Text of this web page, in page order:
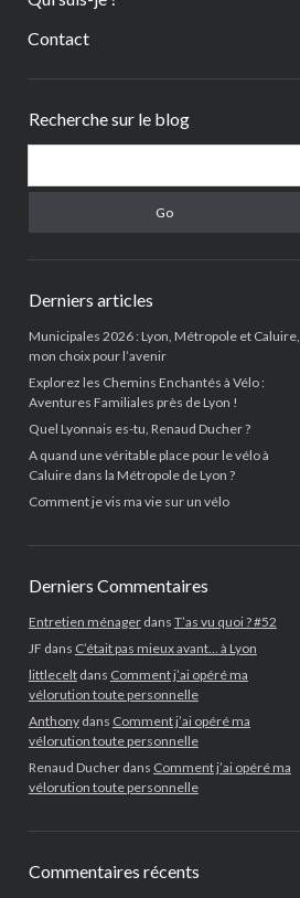
Contact
Recherche sur le blog
Derniers articles
Municipales 2026 : Lyon, Métropole et Caluire,
mon choix pour l’avenir
Explorez les Chemins Enchantés à Vélo :
Aventures Familiales près de Lyon !
Quel Lyonnais es-tu, Renaud Ducher ?
A quand une véritable place pour le vélo à
Caluire dans la Métropole de Lyon ?
Comment je vis ma vie sur un vélo
Derniers Commentaires
Entretien ménagerdans T’as vu quoi ? #52
JF dans C’était pas mieux avant… à Lyon
littleceltdans Comment j’ai opéré ma
vélorution toute personnelle
Anthonydans Comment j’ai opéré ma
vélorution toute personnelle
Renaud Ducherdans Comment j’ai opéré ma
vélorution toute personnelle
Commentaires récents